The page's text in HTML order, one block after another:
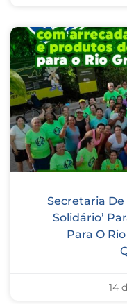
Secretaria De
Solidário’
Para O
14